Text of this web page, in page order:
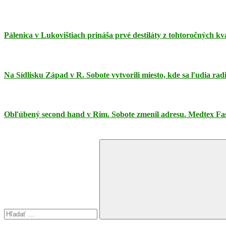
Pálenica v Lukovištiach prináša prvé destiláty z tohtoročných
Na Sídlisku Západ v R. Sobote vytvorili miesto, kde sa ľudia
Obľúbený second hand v Rim. Sobote zmenil adresu. Medtex
Search